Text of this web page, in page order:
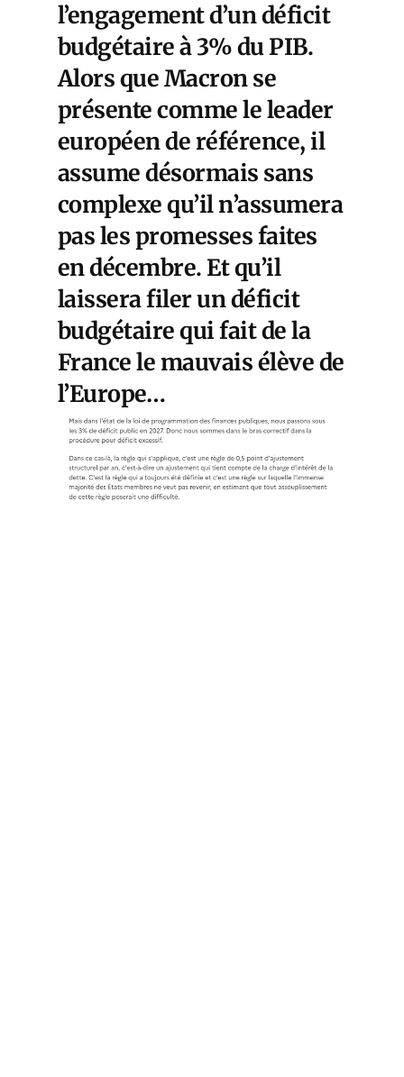
l’engagement d’un déficit
budgétaire à 3% du PIB.
Alors que Macron se
présente comme le leader
européen de référence, il
assume désormais sans
complexe qu’il n’assumera
pas les promesses faites
en décembre. Et qu’il
laissera filer un déficit
budgétaire qui fait de la
France le mauvais élève de
l’Europe…